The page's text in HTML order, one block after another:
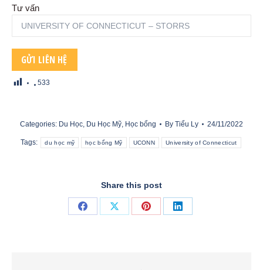
Tư vấn
533
Categories: Du Học, Du Học Mỹ, Học bổng By Tiểu Ly 24/11/2022
Tags: du học mỹ học bổng Mỹ UCONN University of Connecticut
Share this post
Share
Share
Share
Share